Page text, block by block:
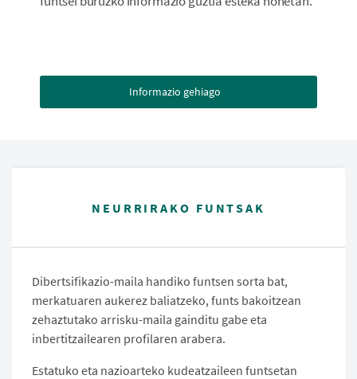
Informazio gehiago
NEURRIRAKO FUNTSAK
Dibertsifikazio-maila handiko funtsen sorta bat,
merkatuaren aukerez baliatzeko, funts bakoitzean
zehaztutako arrisku-maila gainditu gabe eta
inbertitzailearen profilaren arabera.
Estatuko eta nazioarteko kudeatzaileen funtsetan